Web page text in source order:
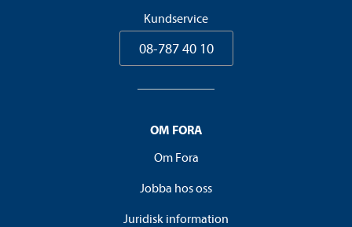
Kundservice
08-787 40 10
OM FORA
Om Fora
Jobba hos oss
Juridisk information